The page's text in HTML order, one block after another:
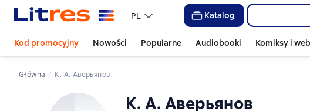
PL Katalog
Kod promocyjny Nowości Popularne Audiobooki Komiksy i
Główna К. А. Аверьянов
К. А. Аверьянов
Слайдер с книгами
Слайдер с книгами